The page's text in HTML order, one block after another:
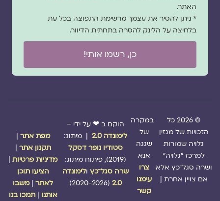
האתר.
* ניתן להסיר את עצמך מרשימת התפוצה בכל עת
בלחיצה על הלינק להסרה בתחתית הדיוור.
כן, רשמו אותי!
© 2026 כל
הזכויות של מגזין
גלויה שמורות
למרכז "גלויה"
ושרה סגל־כץ אלא
אם צויין אחרת |
במקרה
של
שגגה
אנא
צרו
עימנו
קשר
הוקם ב ❤ על ידי –
לימונדה 2.0
| מיתוג:
סטודיו נופר דסקל
שרה סגל־כץולימונדה
2.0
(2020-2026)
מפת אתר|
תקנון אתר|
מדיניות פרטיות|
הציעו תוכן
לאתר| משבו
אותנו| תמכו בנו